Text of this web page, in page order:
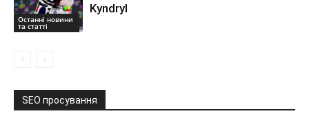
Останні новини
та статті
Kyndryl
SEO просування